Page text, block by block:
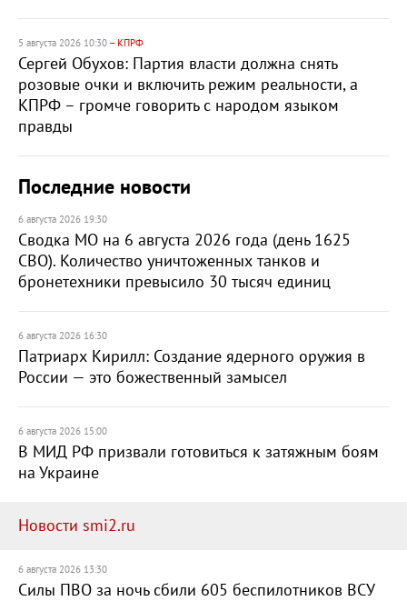
5 августа 2026 10:30 – КПРФ
Сергей Обухов: Партия власти должна снять
розовые очки и включить режим реальности, а
КПРФ – громче говорить с народом языком
правды
Последние новости
6 августа 2026 19:30
Сводка МО на 6 августа 2026 года (день 1625
СВО). Количество уничтоженных танков и
бронетехники превысило 30 тысяч единиц
6 августа 2026 16:30
Патриарх Кирилл: Создание ядерного оружия в
России — это божественный замысел
6 августа 2026 15:00
В МИД РФ призвали готовиться к затяжным боям
на Украине
Новости smi2.ru
6 августа 2026 13:30
Силы ПВО за ночь сбили 605 беспилотников ВСУ